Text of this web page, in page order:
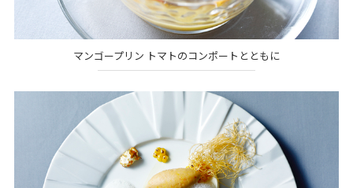
マンゴープリン トマトのコンポートとともに